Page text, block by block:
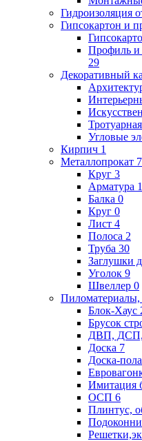
Гидроизоляция
Гипсокартон и
Профиль и
29
Декоративный
Угловые
Кирпич 1
Металлопрокат
Круг 3
Арматура
Балка 0
Круг 0
Лист 4
Полоса 2
Труба 30
Заглушки
Уголок 9
Швеллер 0
Пиломатериалы,
Блок-Хаус
Брусок
ДВП,
Доска 7
Доска-пола
Имитация
ОСП 6
Плинтус,